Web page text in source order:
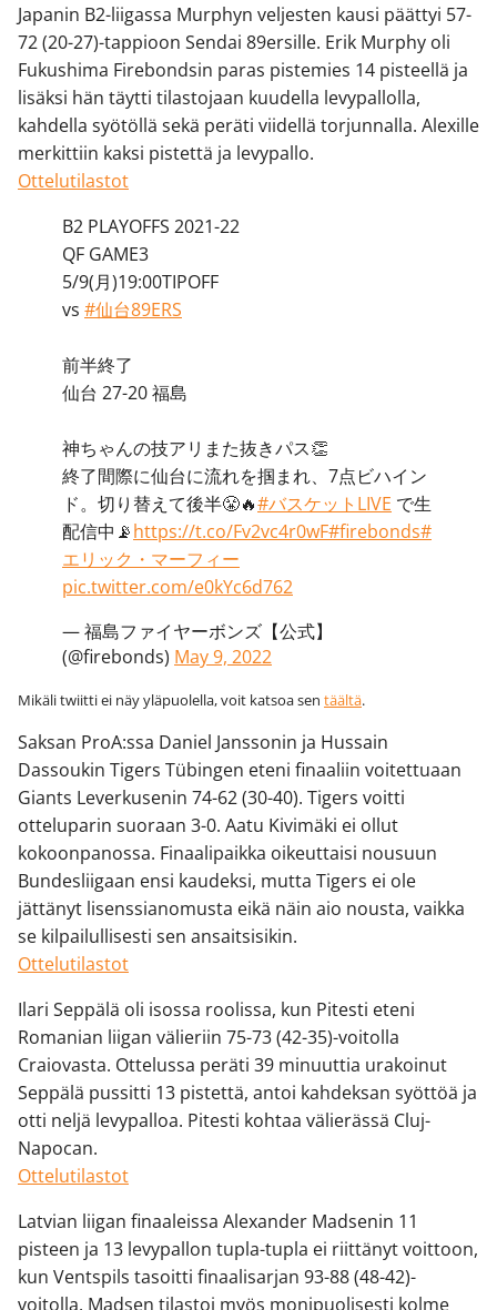
Japanin B2-liigassa Murphyn veljesten kausi päättyi 57-
72 (20-27)-tappioon Sendai 89ersille. Erik Murphy oli
Fukushima Firebondsin paras pistemies 14 pisteellä ja
lisäksi hän täytti tilastojaan kuudella levypallolla,
kahdella syötöllä sekä peräti viidellä torjunnalla. Alexille
merkittiin kaksi pistettä ja levypallo.
Ottelutilastot
B2 PLAYOFFS 2021-22
QF GAME3
5/9(月)19:00TIPOFF
vs #仙台89ERS
前半終了
仙台 27-20 福島
神ちゃんの技アリまた抜きパス👏
終了間際に仙台に流れを掴まれ、7点ビハイン
ド。切り替えて後半😤🔥#バスケットLIVE で生
配信中📡https://t.co/Fv2vc4r0wF#firebonds#
エリック・マーフィー
pic.twitter.com/e0kYc6d762
— 福島ファイヤーボンズ【公式】
(@firebonds) May 9, 2022
Mikäli twiitti ei näy yläpuolella, voit katsoa sen täältä.
Saksan ProA:ssa Daniel Janssonin ja Hussain
Dassoukin Tigers Tübingen eteni finaaliin voitettuaan
Giants Leverkusenin 74-62 (30-40). Tigers voitti
otteluparin suoraan 3-0. Aatu Kivimäki ei ollut
kokoonpanossa. Finaalipaikka oikeuttaisi nousuun
Bundesliigaan ensi kaudeksi, mutta Tigers ei ole
jättänyt lisenssianomusta eikä näin aio nousta, vaikka
se kilpailullisesti sen ansaitsisikin.
Ottelutilastot
Ilari Seppälä oli isossa roolissa, kun Pitesti eteni
Romanian liigan välieriin 75-73 (42-35)-voitolla
Craiovasta. Ottelussa peräti 39 minuuttia urakoinut
Seppälä pussitti 13 pistettä, antoi kahdeksan syöttöä ja
otti neljä levypalloa. Pitesti kohtaa välierässä Cluj-
Napocan.
Ottelutilastot
Latvian liigan finaaleissa Alexander Madsenin 11
pisteen ja 13 levypallon tupla-tupla ei riittänyt voittoon,
kun Ventspils tasoitti finaalisarjan 93-88 (48-42)-
voitolla. Madsen tilastoi myös monipuolisesti kolme